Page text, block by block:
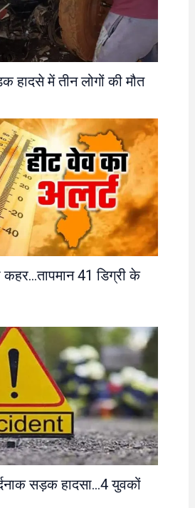
हादसे में तीन लोगों की मौत
41 डिग्री के
सड़क हादसा…4 युवकों